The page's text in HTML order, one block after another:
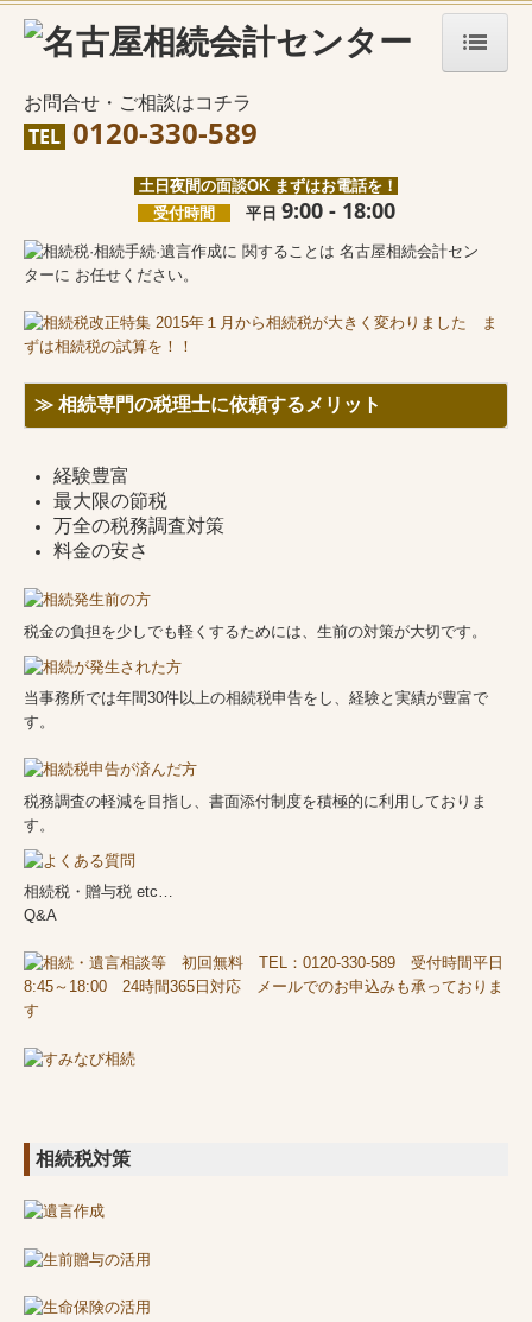
HOME
事務所案内
相続専門のメリット
お問合せ
改正相続税
遺言作成
生前贈与の活用
生命保険の活用
相続税対策と借入金
養子縁組
相続が発生した方へ
相続税申告が済んだ方
リンク集
お問合せ・ご相談はコチラ
TEL 0120-330-589
土日夜間の面談OK まずはお電話を！
受付時間
平日 9:00 - 18:00
≫ 相続専門の税理士に依頼するメリット
経験豊富
最大限の節税
万全の税務調査対策
料金の安さ
税金の負担を少しでも軽くするためには、生前の対策が大切です。
当事務所では年間30件以上の相続税申告をし、経験と実績が豊富で
す。
税務調査の軽減を目指し、書面添付制度を積極的に利用しておりま
す。
相続税・贈与税 etc…
Q&A
相続税対策